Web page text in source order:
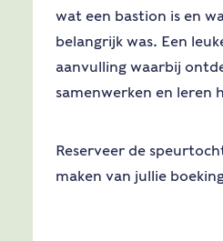
wat een bastion is en
belangrijk was. Een
aanvulling waarbij
samenwerken en leren
Reserveer de
maken van jullie